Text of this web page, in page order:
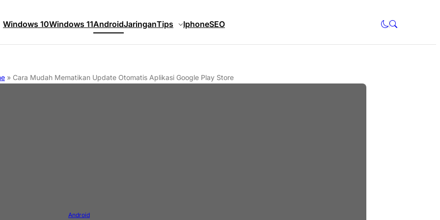
Windows 10Windows 11AndroidJaringanTips IphoneSEO
» Cara Mudah Mematikan Update Otomatis Aplikasi Google Play Store
Android